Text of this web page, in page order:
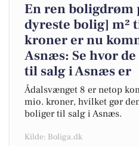
En ren boligdrøm
dyreste bolig] m²
kroner er nu
Asnæs: Se hvor
til salg i Asnæs er
Ådalsvænget 8 er netop
mio. kroner, hvilket gør
boliger til salg i Asnæs.
Kilde: Boliga.dk